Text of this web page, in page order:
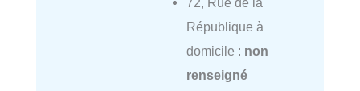
République à
domicile : non
renseigné